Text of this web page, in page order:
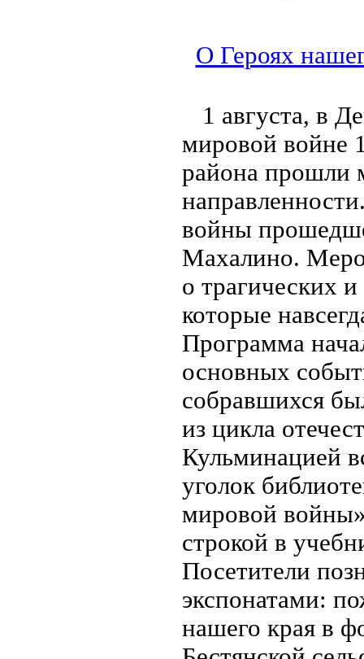
О Героях
1 августа, в
мировой войне
района прошли
войны
Махалино.
о трагических
которые
Программа
основных
собравшихся
из цикла
Кульминацией
уголок
мировой
строкой в
Посетители
экспонатами:
нашего края в